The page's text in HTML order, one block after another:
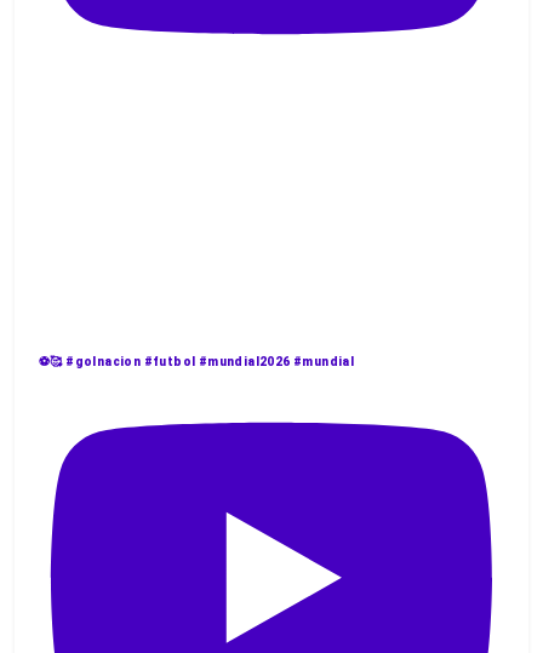
⚽️🥰 #golnacion #futbol #mundial2026 #mundial